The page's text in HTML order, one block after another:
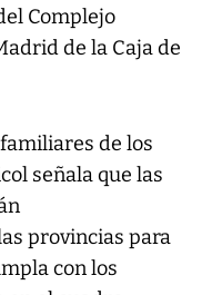
Complejo
de la Caja de
de los
señala que las
provincias para
con los